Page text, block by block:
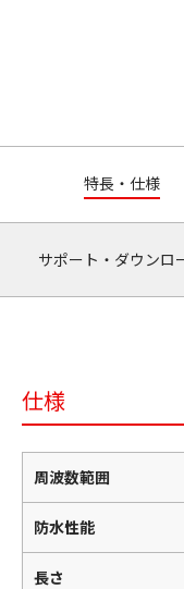
特長・仕様
サポート・ダウンロ
仕様
周波数範囲
防水性能
長さ